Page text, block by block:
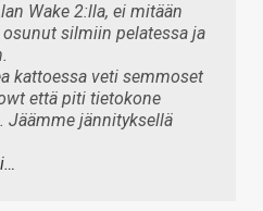
Wake 2:lla, ei mitään
silmiin pelatessa ja
kattoessa veti semmoset
että piti tietokone
Jäämme jännityksellä